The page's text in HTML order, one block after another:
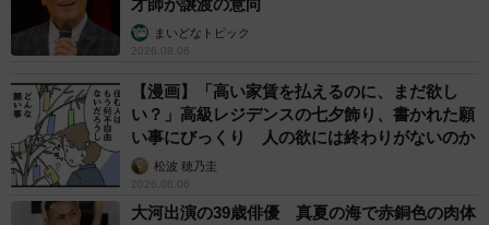
夢は声優」って書いてました。
本気で目指すなら演技を勉強しようと思って、大学は日本
大学芸術学部で演劇を専攻しました。シェイクスピアから
ガッツリ教えてもらいました。
ーー本格的ですね。役者もやりたいと思いましたか。
才師が譲渡の意向
まいどなトピック
2026.08.06
【漫画】「高い家賃を払えるのに、まだ欲し
い？」高級レジデンスの七夕飾り、書かれた願
い事にびっくり 人の欲には終わりがないのか
松波 穂乃圭
2026.08.06
大河出演の39歳俳優 真夏の海で赤銅色の肉体